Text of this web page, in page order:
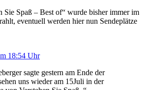
Sie Spaß – Best of“ wurde bisher immer im
eventuell werden hier nun Sendeplätze
18:54 Uhr
sagte gestern am Ende der
uns wieder am 15Juli in der